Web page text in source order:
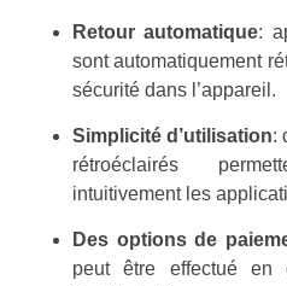
Retour automatique:
sont automatiquement
sécurité dans l’appareil.
Simplicité d’utilisation:
rétroéclairés
intuitivement les
Des options de
peut être effectué en